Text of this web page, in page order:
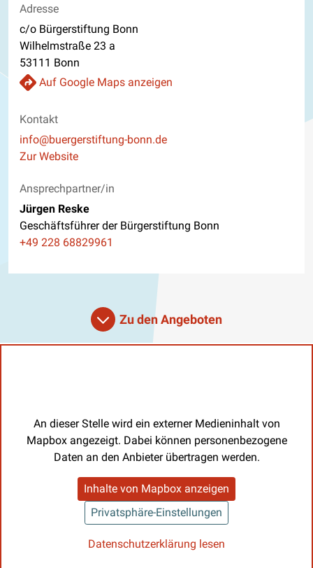
Adresse
c/o Bürgerstiftung Bonn
Wilhelmstraße 23 a
53111 Bonn
Auf Google Maps anzeigen
Kontakt
E-Mail
info@buergerstiftung-bonn.de
Website
Zur Website
Ansprechpartner/in
Jürgen Reske
Geschäftsführer der Bürgerstiftung Bonn
Telefon
+49 228 68829961
Zu den Angeboten
An dieser Stelle wird ein externer Medieninhalt von
Mapbox angezeigt. Dabei können personenbezogene
Daten an den Anbieter übertragen werden.
Inhalte von Mapbox anzeigen
Privatsphäre-Einstellungen
Datenschutzerklärung lesen